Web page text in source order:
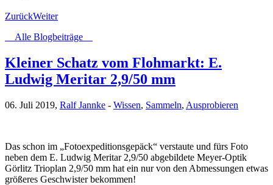
ZurückWeiter
Alle Blogbeiträge
Kleiner Schatz vom Flohmarkt: E.
Ludwig Meritar 2,9/50 mm
06. Juli 2019, Ralf Jannke - Wissen, Sammeln, Ausprobieren
Das schon im „Fotoexpeditionsgepäck“ verstaute und fürs Foto
neben dem E. Ludwig Meritar 2,9/50 abgebildete Meyer-Optik
Görlitz Trioplan 2,9/50 mm hat ein nur von den Abmessungen etwas
größeres Geschwister bekommen!